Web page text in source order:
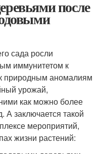
после
сада росли
иммунитетом к
природным аномалиям
урожай,
как можно более
заключается такой
мероприятий,
жизни растений: